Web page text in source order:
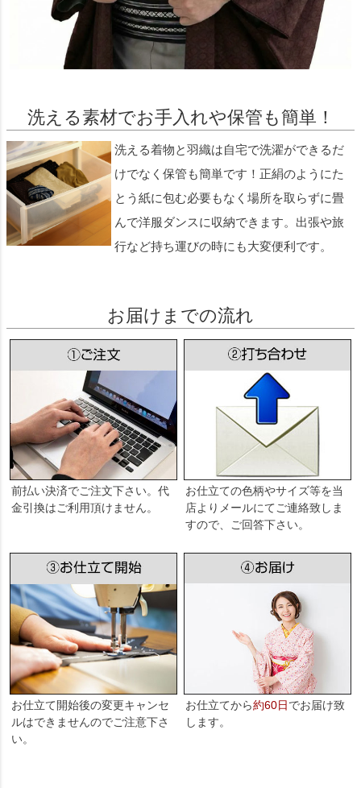
洗える素材でお手入れや保管も簡単！
洗える着物と羽織は自宅で洗濯ができるだ
けでなく保管も簡単です！正絹のようにた
とう紙に包む必要もなく場所を取らずに畳
んで洋服ダンスに収納できます。出張や旅
行など持ち運びの時にも大変便利です。
お届けまでの流れ
前払い決済でご注文下さい。代
金引換はご利用頂けません。
お仕立ての色柄やサイズ等を当
店よりメールにてご連絡致しま
すので、ご回答下さい。
お仕立て開始後の変更キャンセ
ルはできませんのでご注意下さ
い。
お仕立てから約60日でお届け致
します。